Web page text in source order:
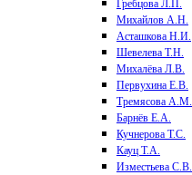
Гребцова Л.П.
Михайлов А.Н.
Асташкова Н.И.
Шевелева Т.Н.
Михалёва Л.В.
Первухина Е.В.
Тремясова А.М.
Барнёв Е.А.
Кучнерова Т.С.
Кауц Т.А.
Изместьева С.В.